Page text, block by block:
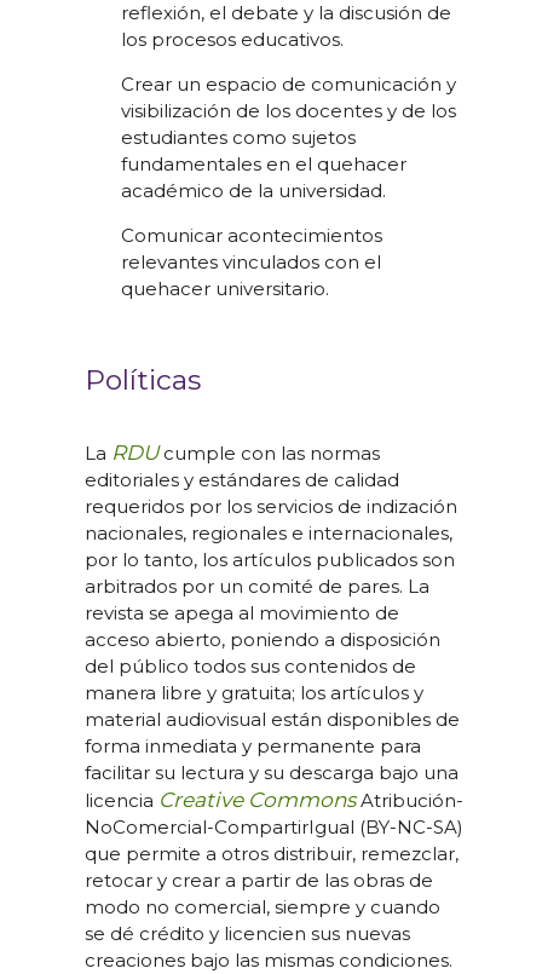
reflexión, el debate y la discusión de
los procesos educativos.
Crear un espacio de comunicación y
visibilización de los docentes y de los
estudiantes como sujetos
fundamentales en el quehacer
académico de la universidad.
Comunicar acontecimientos
relevantes vinculados con el
quehacer universitario.
Políticas
La RDUcumple con las normas
editoriales y estándares de calidad
requeridos por los servicios de indización
nacionales, regionales e internacionales,
por lo tanto, los artículos publicados son
arbitrados por un comité de pares. La
revista se apega al movimiento de
acceso abierto, poniendo a disposición
del público todos sus contenidos de
manera libre y gratuita; los artículos y
material audiovisual están disponibles de
forma inmediata y permanente para
facilitar su lectura y su descarga bajo una
licencia Creative CommonsAtribución-
NoComercial-CompartirIgual (BY-NC-SA)
que permite a otros distribuir, remezclar,
retocar y crear a partir de las obras de
modo no comercial, siempre y cuando
se dé crédito y licencien sus nuevas
creaciones bajo las mismas condiciones.